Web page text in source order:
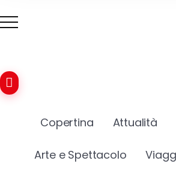
Copertina Attualità
Arte e Spettacolo